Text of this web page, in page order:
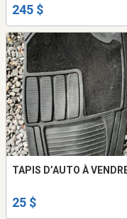
245 $
TAPIS D’AUTO À
25 $